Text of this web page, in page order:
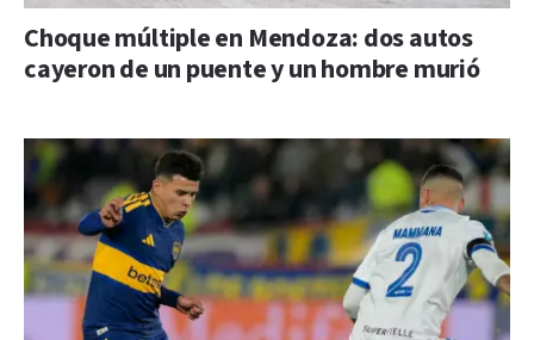
Choque múltiple en Mendoza: dos autos
cayeron de un puente y un hombre murió